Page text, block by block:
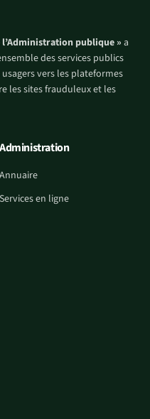
l’Administration publique » a
des services publics
vers les plateformes
les sites frauduleux et les
Administration
Annuaire
Services en ligne